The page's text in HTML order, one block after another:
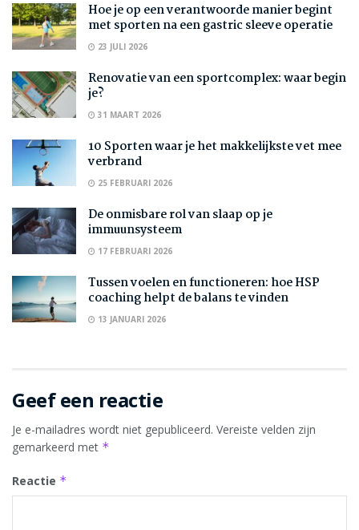
Hoe je op een verantwoorde manier begint
met sporten na een gastric sleeve operatie
23 JULI 2026
Renovatie van een sportcomplex: waar begin
je?
31 MAART 2026
10 Sporten waar je het makkelijkste vet mee
verbrand
25 FEBRUARI 2026
De onmisbare rol van slaap op je
immuunsysteem
17 FEBRUARI 2026
Tussen voelen en functioneren: hoe HSP
coaching helpt de balans te vinden
13 JANUARI 2026
Geef een reactie
Je e-mailadres wordt niet gepubliceerd. Vereiste velden zijn
gemarkeerd met *
Reactie *